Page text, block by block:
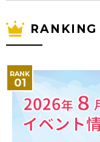
RANKING